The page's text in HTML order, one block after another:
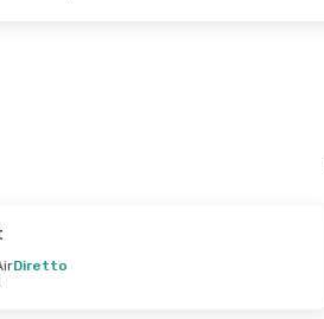
Diretto